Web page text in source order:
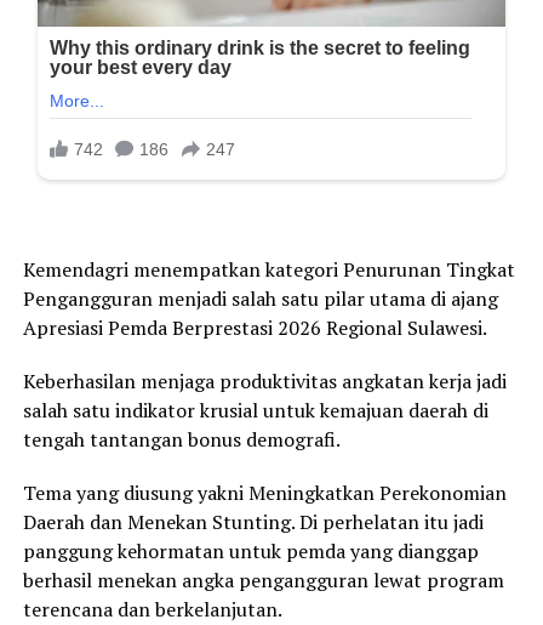
Kemendagri menempatkan kategori Penurunan Tingkat
Pengangguran menjadi salah satu pilar utama di ajang
Apresiasi Pemda Berprestasi 2026 Regional Sulawesi.
Keberhasilan menjaga produktivitas angkatan kerja jadi
salah satu indikator krusial untuk kemajuan daerah di
tengah tantangan bonus demografi.
Tema yang diusung yakni Meningkatkan Perekonomian
Daerah dan Menekan Stunting. Di perhelatan itu jadi
panggung kehormatan untuk pemda yang dianggap
berhasil menekan angka pengangguran lewat program
terencana dan berkelanjutan.